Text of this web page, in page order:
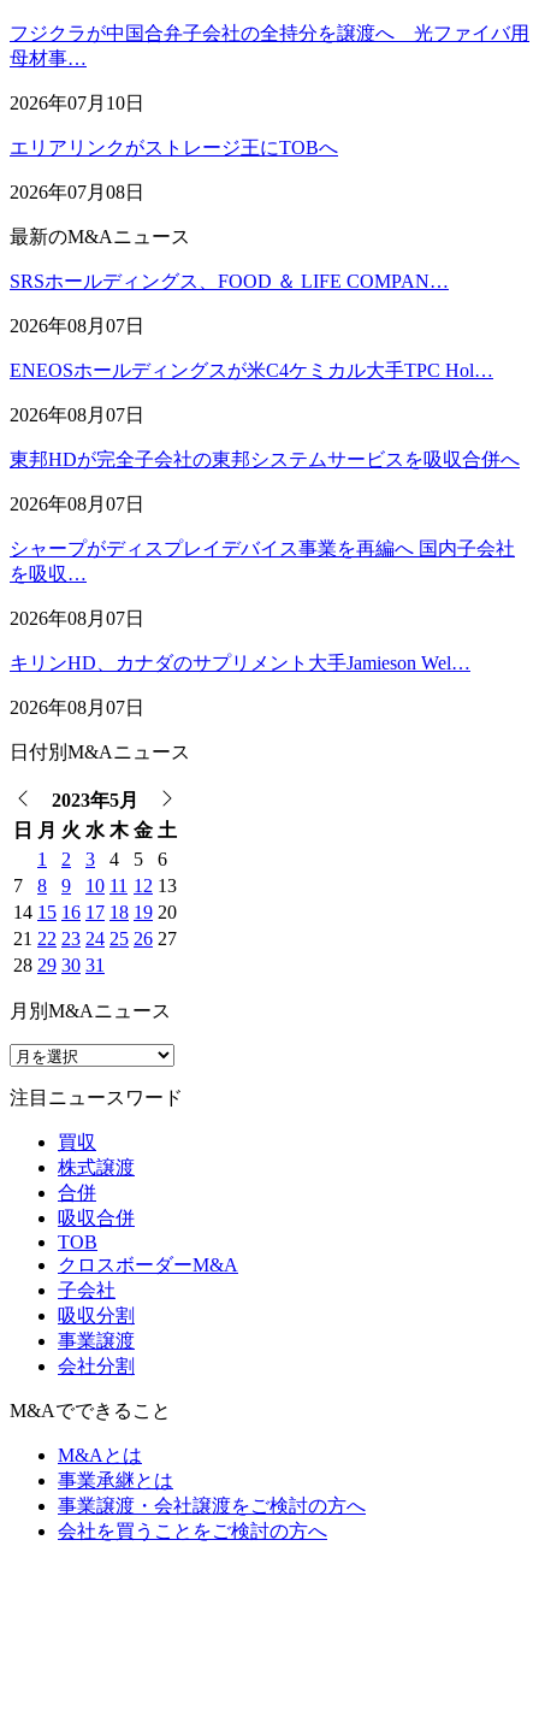
フジクラが中国合弁子会社の全持分を譲渡へ 光ファイバ用
母材事…
2026年07月10日
エリアリンクがストレージ王にTOBへ
2026年07月08日
最新のM&Aニュース
SRSホールディングス、FOOD ＆ LIFE COMPAN…
2026年08月07日
ENEOSホールディングスが米C4ケミカル大手TPC Hol…
2026年08月07日
東邦HDが完全子会社の東邦システムサービスを吸収合併へ
2026年08月07日
シャープがディスプレイデバイス事業を再編へ 国内子会社
を吸収…
2026年08月07日
キリンHD、カナダのサプリメント大手Jamieson Wel…
2026年08月07日
日付別M&Aニュース
2023年5月
日
月 火 水 木 金 土
1
2 3 4 5
6
7
8 9 10 11 12 13
14 15 16 17 18 19 20
21 22 23 24 25 26 27
28 29 30 31
月別M&Aニュース
注目ニュースワード
買収
株式譲渡
合併
吸収合併
TOB
クロスボーダーM&A
子会社
吸収分割
事業譲渡
会社分割
M&Aでできること
M&Aとは
事業承継とは
事業譲渡・会社譲渡をご検討の方へ
会社を買うことをご検討の方へ